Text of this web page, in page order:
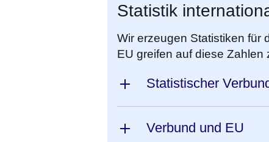
Statistik
Wir erzeugen Statistiken für
EU greifen auf diese
Statistischer
Verbund und EU